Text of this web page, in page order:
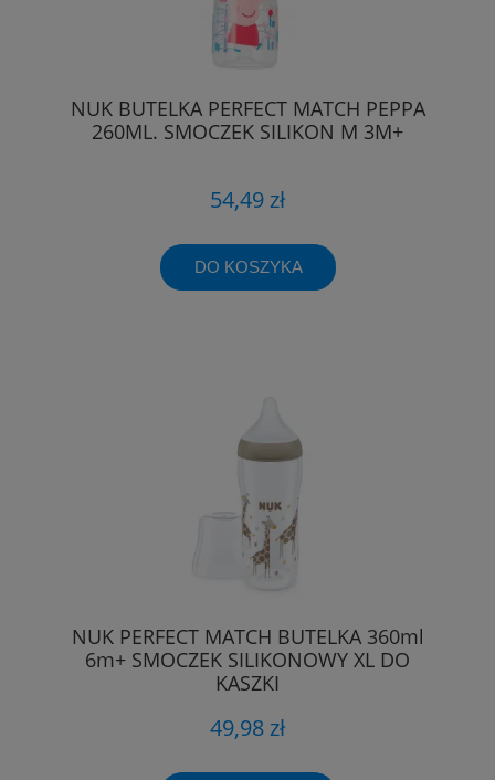
NUK BUTELKA PERFECT MATCH PEPPA
260ML. SMOCZEK SILIKON M 3M+
54,49 zł
DO KOSZYKA
NUK PERFECT MATCH BUTELKA 360ml
6m+ SMOCZEK SILIKONOWY XL DO
KASZKI
49,98 zł